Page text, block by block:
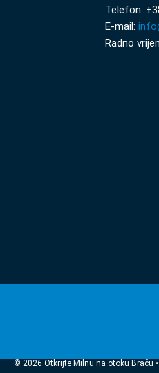
Telefon:
E-mail:
Radno
© 2026 Otkrijte Milnu na otoku Braču